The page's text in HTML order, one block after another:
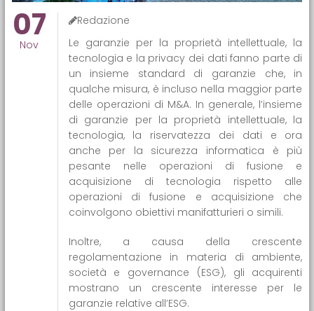
07
Nov
Redazione
Le garanzie per la proprietà intellettuale, la
tecnologia e la privacy dei dati fanno parte di
un insieme standard di garanzie che, in
qualche misura, è incluso nella maggior parte
delle operazioni di M&A. In generale, l’insieme
di garanzie per la proprietà intellettuale, la
tecnologia, la riservatezza dei dati e ora
anche per la sicurezza informatica è più
pesante nelle operazioni di fusione e
acquisizione di tecnologia rispetto alle
operazioni di fusione e acquisizione che
coinvolgono obiettivi manifatturieri o simili.
Inoltre, a causa della crescente
regolamentazione in materia di ambiente,
società e governance (ESG), gli acquirenti
mostrano un crescente interesse per le
garanzie relative all’ESG.